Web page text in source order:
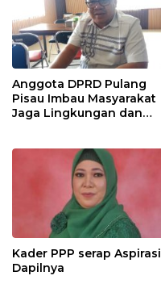
Anggota DPRD Pulang
Pisau Imbau Masyarakat
Jaga Lingkungan dan
Kader PPP serap Aspirasi
Dapilnya